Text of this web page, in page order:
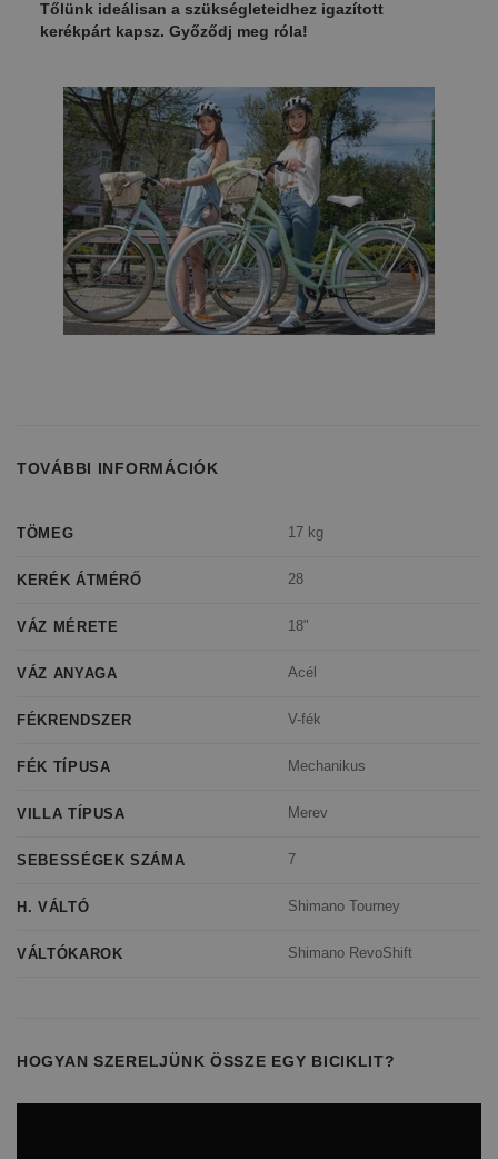
Tőlünk ideálisan a szükségleteidhez igazított
kerékpárt kapsz. Győződj meg róla!
TOVÁBBI INFORMÁCIÓK
TÖMEG 17 kg
KERÉK ÁTMÉRŐ 28
VÁZ MÉRETE 18"
VÁZ ANYAGA Acél
FÉKRENDSZER V-fék
FÉK TÍPUSA Mechanikus
VILLA TÍPUSA Merev
SEBESSÉGEK SZÁMA 7
H. VÁLTÓ Shimano Tourney
VÁLTÓKAROK Shimano RevoShift
HOGYAN SZERELJÜNK ÖSSZE EGY BICIKLIT?